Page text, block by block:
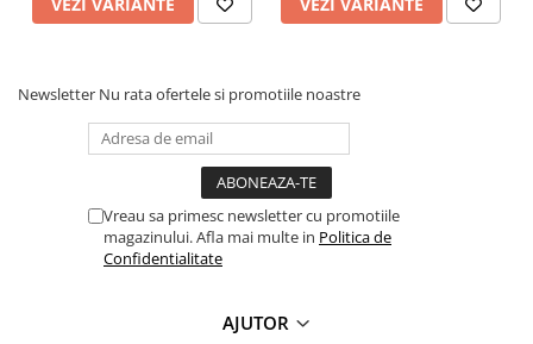
Newsletter Nu rata ofertele si promotiile noastre
Vreau sa primesc newsletter cu promotiile
magazinului. Afla mai multe in Politica de
Confidentialitate
AJUTOR